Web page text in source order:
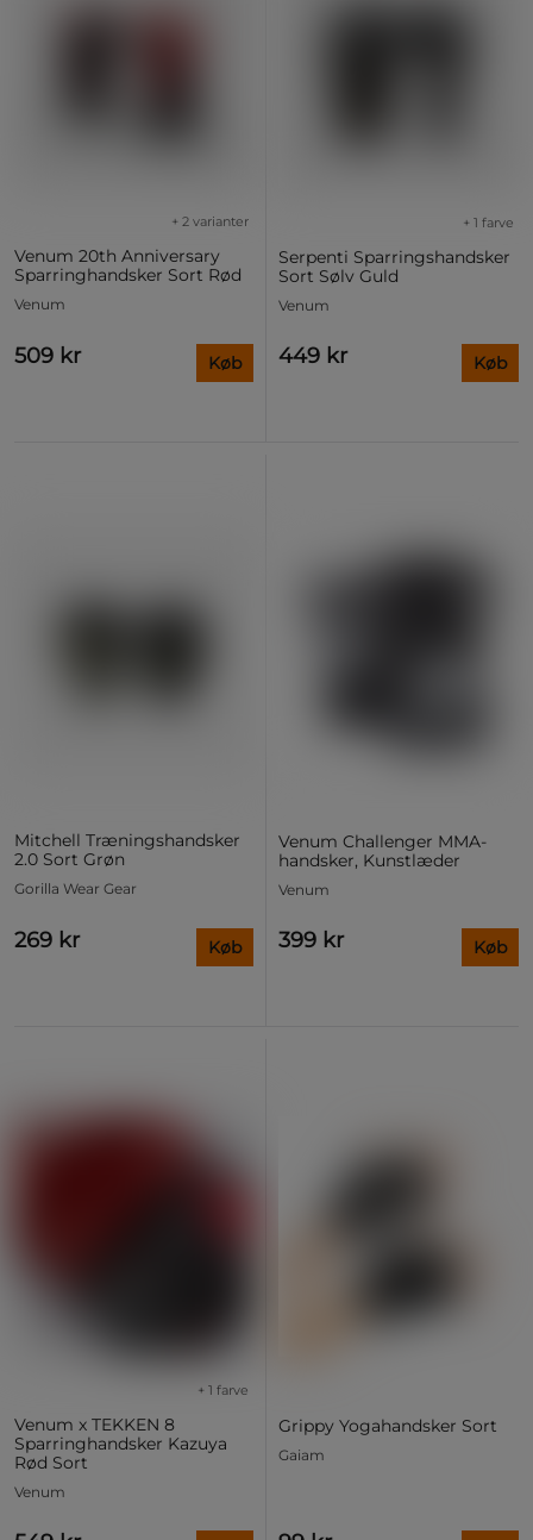
Venum 20th Anniversary
Sparringhandsker Sort Rød
+ 2 varianter
Venum
509 kr Køb
Serpenti Sparringshandsker
Sort Sølv Guld
+ 1 farve
Venum
449 kr Køb
Mitchell Træningshandsker
2.0 Sort Grøn
Gorilla Wear Gear
269 kr Køb
Venum Challenger MMA-
handsker, Kunstlæder
Venum
399 kr Køb
Venum x TEKKEN 8
Sparringhandsker Kazuya
Rød Sort
+ 1 farve
Venum
Grippy Yogahandsker Sort
Gaiam